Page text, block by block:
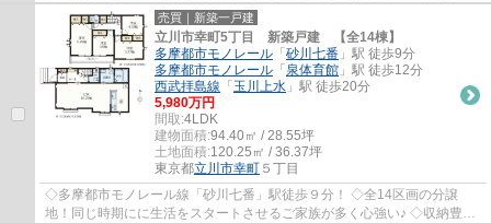
な4LDK+並列駐車2台分！ ◇前面道路幅6.0mで駐車...
売買｜新築一戸建
立川市幸町5丁目 新築戸建 【全14棟】
多摩都市モノレール 「 砂川七番 」駅 徒歩9分
多摩都市モノレール 「 泉体育館 」駅 徒歩12分
西武拝島線 「 玉川上水 」駅 徒歩20分
5,980万円
間取:4LDK
建物面積:94.40㎡ / 28.55坪
土地面積:120.25㎡ / 36.37坪
東京都立川市幸町 ５丁目
◇多摩都市モノレール線「砂川七番」駅徒歩９分！ ◇全14区画の分譲
地！同じ時期にに生活をスタートさせるご家族が多く心強い♪ ◇収納豊富